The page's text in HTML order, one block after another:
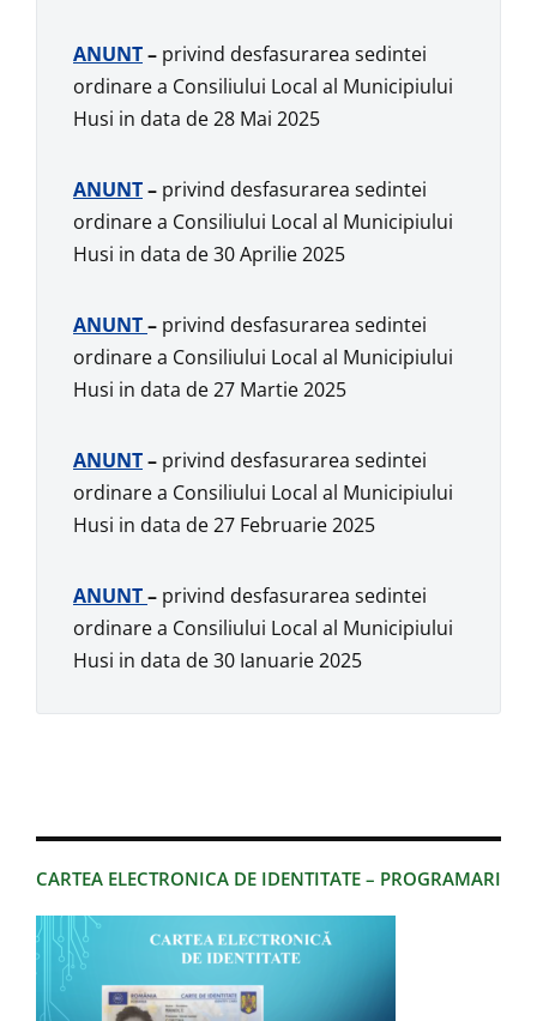
CARTEA ELECTRONICA DE IDENTITATE – PROGRAMARI
ANUNT– privind desfasurarea sedintei
ordinare a Consiliului Local al Municipiului
Husi in data de 28 Mai 2025
ANUNT– privind desfasurarea sedintei
ordinare a Consiliului Local al Municipiului
Husi in data de 30 Aprilie 2025
ANUNT– privind desfasurarea sedintei
ordinare a Consiliului Local al Municipiului
Husi in data de 27 Martie 2025
ANUNT– privind desfasurarea sedintei
ordinare a Consiliului Local al Municipiului
Husi in data de 27 Februarie 2025
ANUNT– privind desfasurarea sedintei
ordinare a Consiliului Local al Municipiului
Husi in data de 30 Ianuarie 2025